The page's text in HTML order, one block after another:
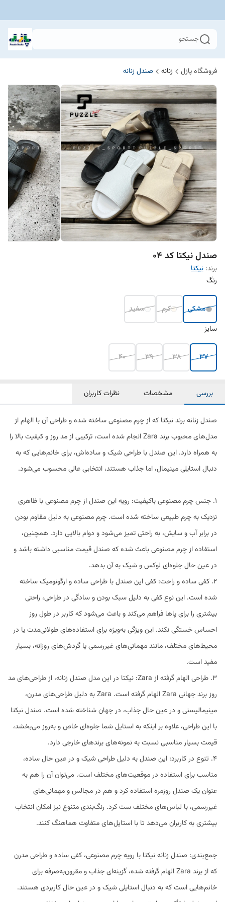
جستجو
فروشگاه پازل زنانه صندل زنانه
صندل نیکتا کد ۰۴
برند: نیکتا
رنگ
مشکی کرم
سفید
سایز
37
38
39
40
بررسی مشخصات نظرات کاربران
صندل زنانه برند نیکتا که از چرم مصنوعی ساخته شده و طراحی آن با الهام از
مدل‌های محبوب برند Zara انجام شده است، ترکیبی از مد روز و کیفیت بالا را
به همراه دارد. این صندل با طراحی شیک و ساده‌اش، برای خانم‌هایی که به
دنبال استایلی مینیمال، اما جذاب هستند، انتخابی عالی محسوب می‌شود.
1. جنس چرم مصنوعی باکیفیت: رویه این صندل از چرم مصنوعی با ظاهری
نزدیک به چرم طبیعی ساخته شده است. چرم مصنوعی به دلیل مقاوم بودن
در برابر آب و سایش، به راحتی تمیز می‌شود و دوام بالایی دارد. همچنین،
استفاده از چرم مصنوعی باعث شده که صندل قیمت مناسبی داشته باشد و
در عین حال جلوه‌ای لوکس و شیک به آن بدهد.
2. کفی ساده و راحت: کفی این صندل با طراحی ساده و ارگونومیک ساخته
شده است. این نوع کفی به دلیل سبک بودن و سادگی در طراحی، راحتی
بیشتری را برای پاها فراهم می‌کند و باعث می‌شود که کاربر در طول روز
احساس خستگی نکند. این ویژگی به‌ویژه برای استفاده‌های طولانی‌مدت یا در
محیط‌های مختلف، مانند مهمانی‌های غیررسمی یا گردش‌های روزانه، بسیار
مفید است.
3. طراحی الهام گرفته از Zara: نیکتا در این مدل صندل زنانه، از طراحی‌های مد
روز برند جهانی Zara الهام گرفته است. Zara به دلیل طراحی‌های مدرن،
مینیمالیستی و در عین حال جذاب، در جهان شناخته شده است. صندل نیکتا
با این طراحی، علاوه بر اینکه به استایل شما جلوه‌ای خاص و به‌روز می‌بخشد،
قیمت بسیار مناسبی نسبت به نمونه‌های برندهای خارجی دارد.
4. تنوع در کاربرد: این صندل به دلیل طراحی شیک و در عین حال ساده،
مناسب برای استفاده در موقعیت‌های مختلف است. می‌توان آن را هم به
عنوان یک صندل روزمره استفاده کرد و هم در مجالس و مهمانی‌های
غیررسمی، با لباس‌های مختلف ست کرد. رنگ‌بندی متنوع نیز امکان انتخاب
بیشتری به کاربران می‌دهد تا با استایل‌های متفاوت هماهنگ کنند.
جمع‌بندی: صندل زنانه نیکتا با رویه چرم مصنوعی، کفی ساده و طراحی مدرن
که از برند Zara الهام گرفته شده، گزینه‌ای جذاب و مقرون‌به‌صرفه برای
خانم‌هایی است که به دنبال استایلی شیک و در عین حال کاربردی هستند.